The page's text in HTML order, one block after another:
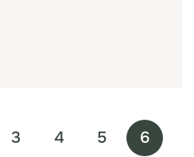
3 4 5 6